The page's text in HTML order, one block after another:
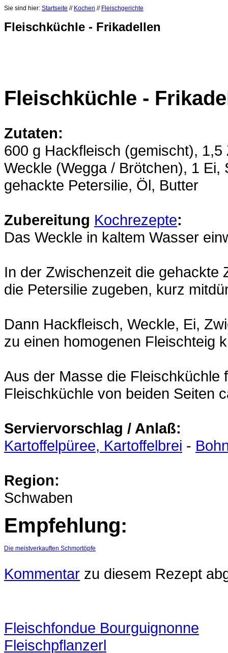
Sie sind hier: Startseite // Kochen // Fleischgerichte
Fleischküchle - Frikadellen
Fleischküchle -
Zutaten:
600 g Hackfleisch (gemischt),
Weckle (Wegga / Brötchen), 1
gehackte Petersilie, Öl, Butter
Zubereitung Kochrezepte:
Das Weckle in kaltem Wasser
In der Zwischenzeit die
die Petersilie zugeben, kurz
Dann Hackfleisch, Weckle, Ei,
zu einen homogenen Fleischteig
Aus der Masse die Fleischküchle
Fleischküchle von beiden Seiten
Serviervorschlag / Anlaß:
Kartoffelpüree, Kartoffelbrei -
Region:
Schwaben
Empfehlung:
Die meistverkauften Schmortöpfe
Kommentar zu diesem Rezept
Fleischfondue Bourguignonne
Fleischpflanzerl